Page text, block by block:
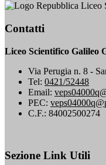
Liceo
Contatti
Liceo Scientifico Galileo
Via Perugia n. 8 -
Tel: 0421/52448
Email:
PEC:
C.F.: 84002500274
Sezione Link Utili